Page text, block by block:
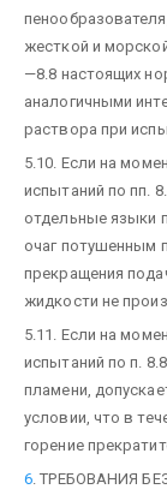
жесткой и
—8.8 настоящих
аналогичными
раствора при
5.10. Если на
испытаний по пп.
отдельные языки
очаг потушенным
прекращения
жидкости не
5.11. Если на
испытаний по п.
пламени,
условии, что в
горение
6 . ТРЕБОВАНИЯ